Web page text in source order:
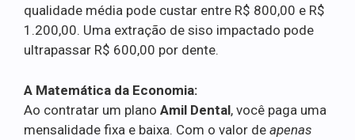
qualidade média pode custar entre R$ 800,00 e R$
1.200,00. Uma extração de siso impactado pode
ultrapassar R$ 600,00 por dente.
A Matemática da Economia:
Ao contratar um plano Amil Dental, você paga uma
mensalidade fixa e baixa. Com o valor de apenas